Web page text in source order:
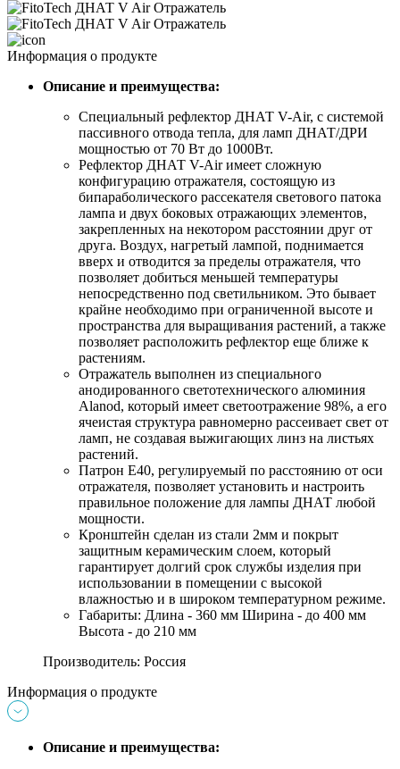
Информация о продукте
Описание и преимущества:
Специальный рефлектор ДНАТ V-Air, с системой
пассивного отвода тепла, для ламп ДНАТ/ДРИ
мощностью от 70 Вт до 1000Вт.
Рефлектор ДНАТ V-Air имеет сложную
конфигурацию отражателя, состоящую из
бипараболического рассекателя светового патока
лампа и двух боковых отражающих элементов,
закрепленных на некотором расстоянии друг от
друга. Воздух, нагретый лампой, поднимается
вверх и отводится за пределы отражателя, что
позволяет добиться меньшей температуры
непосредственно под светильником. Это бывает
крайне необходимо при ограниченной высоте и
пространства для выращивания растений, а также
позволяет расположить рефлектор еще ближе к
растениям.
Отражатель выполнен из специального
анодированного светотехнического алюминия
Alanod, который имеет светоотражение 98%, а его
ячеистая структура равномерно рассеивает свет от
ламп, не создавая выжигающих линз на листьях
растений.
Патрон Е40, регулируемый по расстоянию от оси
отражателя, позволяет установить и настроить
правильное положение для лампы ДНАТ любой
мощности.
Кронштейн сделан из стали 2мм и покрыт
защитным керамическим слоем, который
гарантирует долгий срок службы изделия при
использовании в помещении с высокой
влажностью и в широком температурном режиме.
Габариты: Длина - 360 мм Ширина - до 400 мм
Высота - до 210 мм
Производитель: Россия
Информация о продукте
Описание и преимущества: